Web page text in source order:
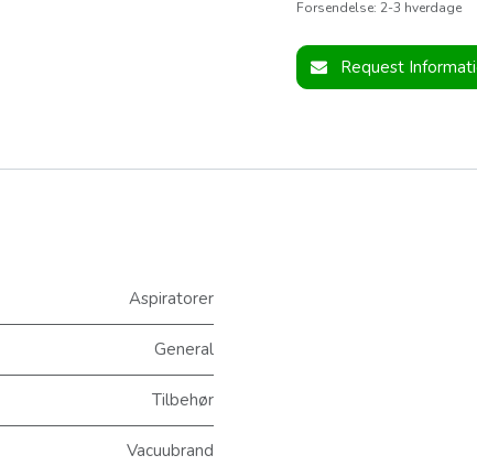
Forsendelse: 2-3 hverdage
Request
Aspiratorer
General
Tilbehør
Vacuubrand